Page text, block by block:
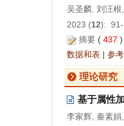
吴圣麟, 刘汪
2023 (12):
摘要 ( 437
数据和表 | 参
理论研究
基于属性
李家辉, 秦素